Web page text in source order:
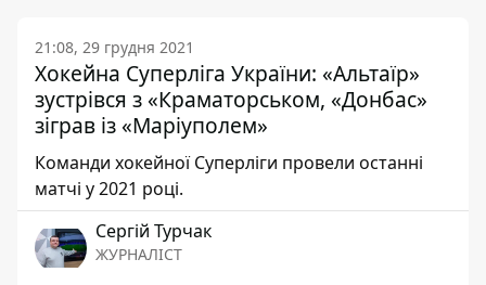
21:08, 29 грудня 2021
Хокейна Суперліга України: «Альтаїр»
зустрівся з «Краматорськом, «Донбас»
зіграв із «Маріуполем»
Команди хокейної Суперліги провели останні
матчі у 2021 році.
Сергій Турчак
ЖУРНАЛІСТ